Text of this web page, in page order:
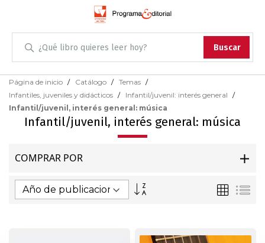
Buscar
Administración
Antropología
Arqueología
Arte
Artes escénicas
Skip
Content
Página de inicio Catálogo
Temas
Infantiles, juveniles y didácticos
Infantil/juvenil: interés general
Infantil/juvenil, interés general: música
Infantil/juvenil, interés general: música
COMPRAR POR
Dirección
Parrilla